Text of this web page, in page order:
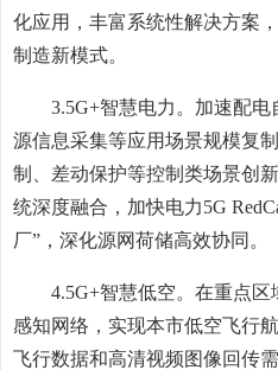
化应用，丰富系统性解决方案
制造新模式。
3.5G+智慧电力。加速配
源信息采集等应用场景规模复
制、差动保护等控制类场景创
统深度融合，加快电力5G
厂”，深化源网荷储高效协同。
4.5G+智慧低空。在重点
感知网络，实现本市低空飞行
飞行数据和高清视频图像回传